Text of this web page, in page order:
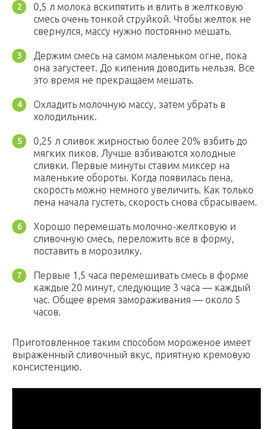
0,5 л молока вскипятить и влить в желтковую
смесь очень тонкой струйкой. Чтобы желток не
свернулся, массу нужно постоянно мешать.
Держим смесь на самом маленьком огне, пока
она загустеет. До кипения доводить нельзя. Все
это время не прекращаем мешать.
Охладить молочную массу, затем убрать в
холодильник.
0,25 л сливок жирностью более 20% взбить до
мягких пиков. Лучше взбиваются холодные
сливки. Первые минуты ставим миксер на
маленькие обороты. Когда появилась пена,
скорость можно немного увеличить. Как только
пена начала густеть, скорость снова сбрасываем.
Хорошо перемешать молочно-желтковую и
сливочную смесь, переложить все в форму,
поставить в морозилку.
Первые 1,5 часа перемешивать смесь в форме
каждые 20 минут, следующие 3 часа — каждый
час. Общее время замораживания — около 5
часов.
Приготовленное таким способом мороженое имеет
выраженный сливочный вкус, приятную кремовую
консистенцию.